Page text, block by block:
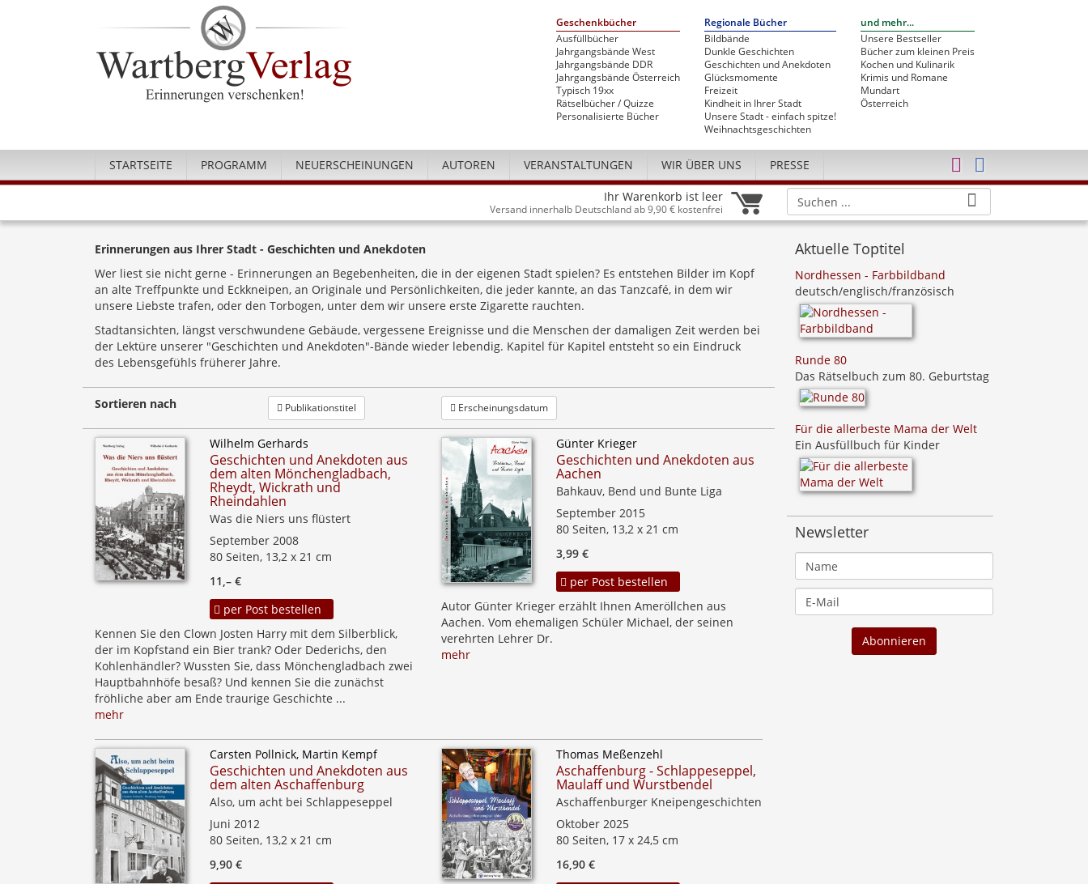
Geschenkbücher
Ausfüllbücher
Jahrgangsbände West
Jahrgangsbände DDR
Jahrgangsbände Österreich
Typisch 19xx
Rätselbücher / Quizze
Personalisierte Bücher
Regionale Bücher
Bildbände
Dunkle Geschichten
Geschichten und Anekdoten
Glücksmomente
Freizeit
Kindheit in Ihrer Stadt
Unsere Stadt - einfach spitze!
Weihnachtsgeschichten
und mehr...
Unsere Bestseller
Bücher zum kleinen Preis
Kochen und Kulinarik
Krimis und Romane
Mundart
Österreich
STARTSEITE PROGRAMM NEUERSCHEINUNGEN AUTOREN VERANSTALTUNGEN WIR ÜBER UNS PRESSE
Ihr Warenkorb ist leer
Versand innerhalb Deutschland ab 9,90 € kostenfrei
Erinnerungen aus Ihrer Stadt - Geschichten und Anekdoten
Wer liest sie nicht gerne - Erinnerungen an Begebenheiten, die in der eigenen Stadt spielen? Es entstehen Bilder im Kopf
an alte Treffpunkte und Eckkneipen, an Originale und Persönlichkeiten, die jeder kannte, an das Tanzcafé, in dem wir
unsere Liebste trafen, oder den Torbogen, unter dem wir unsere erste Zigarette rauchten.
Stadtansichten, längst verschwundene Gebäude, vergessene Ereignisse und die Menschen der damaligen Zeit werden bei
der Lektüre unserer "Geschichten und Anekdoten"-Bände wieder lebendig. Kapitel für Kapitel entsteht so ein Eindruck
des Lebensgefühls früherer Jahre.
Sortieren nach Publikationstitel Erscheinungsdatum
Wilhelm Gerhards
Geschichten und Anekdoten aus
dem alten Mönchengladbach,
Rheydt, Wickrath und
Rheindahlen
Was die Niers uns flüstert
September 2008
80 Seiten, 13,2 x 21 cm
11,– €
per Post bestellen
Kennen Sie den Clown Josten Harry mit dem Silberblick,
der im Kopfstand ein Bier trank? Oder Dederichs, den
Kohlenhändler? Wussten Sie, dass Mönchengladbach zwei
Hauptbahnhöfe besaß? Und kennen Sie die zunächst
fröhliche aber am Ende traurige Geschichte ...
mehr
Günter Krieger
Geschichten und Anekdoten aus
Aachen
Bahkauv, Bend und Bunte Liga
September 2015
80 Seiten, 13,2 x 21 cm
3,99 €
per Post bestellen
Autor Günter Krieger erzählt Ihnen Ameröllchen aus
Aachen. Vom ehemaligen Schüler Michael, der seinen
verehrten Lehrer Dr.
mehr
Carsten Pollnick, Martin Kempf
Geschichten und Anekdoten aus
dem alten Aschaffenburg
Also, um acht bei Schlappeseppel
Juni 2012
80 Seiten, 13,2 x 21 cm
9,90 €
Thomas Meßenzehl
Aschaffenburg - Schlappeseppel,
Maulaff und Wurstbendel
Aschaffenburger Kneipengeschichten
Oktober 2025
80 Seiten, 17 x 24,5 cm
16,90 €
Aktuelle Toptitel
Nordhessen - Farbbildband
deutsch/englisch/französisch
Runde 80
Das Rätselbuch zum 80. Geburtstag
Für die allerbeste Mama der Welt
Ein Ausfüllbuch für Kinder
Newsletter